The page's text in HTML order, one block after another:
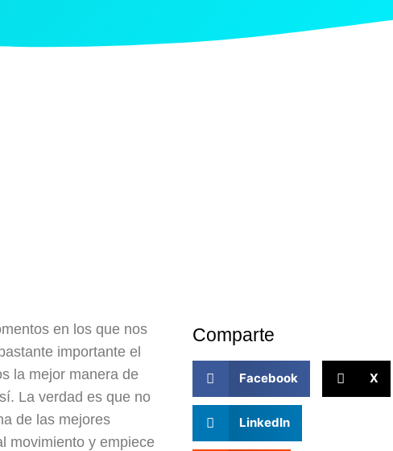
en los que nos
importante el
la mejor manera de
La verdad es que no
de las mejores
movimiento y empiece
Comparte
Facebook X
LinkedIn